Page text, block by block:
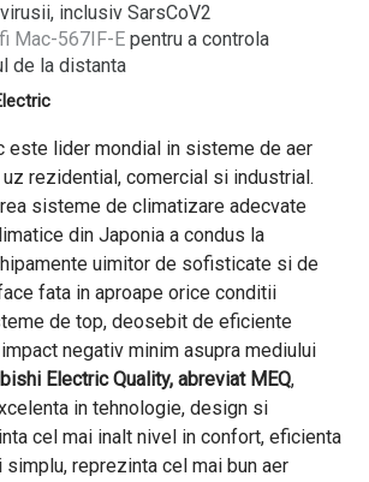
inclusiv SarsCoV2
Mac-567IF-E pentru a controla
de la distanta
este lider mondial in sisteme de aer
rezidential, comercial si industrial.
sisteme de climatizare adecvate
din Japonia a condus la
uimitor de sofisticate si de
fata in aproape orice conditii
de top, deosebit de eficiente
negativ minim asupra mediului
Electric Quality, abreviat MEQ,
in tehnologie, design si
cel mai inalt nivel in confort, eficienta
reprezinta cel mai bun aer